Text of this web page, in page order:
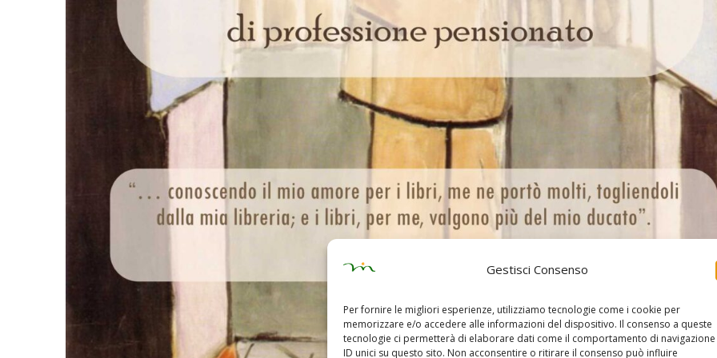
Gestisci Consenso
Per fornire le migliori esperienze, utilizziamo tecnologie come i cookie per
memorizzare e/o accedere alle informazioni del dispositivo. Il consenso a queste
tecnologie ci permetterà di elaborare dati come il comportamento di
ID unici su questo sito. Non acconsentire o ritirare il consenso può influire